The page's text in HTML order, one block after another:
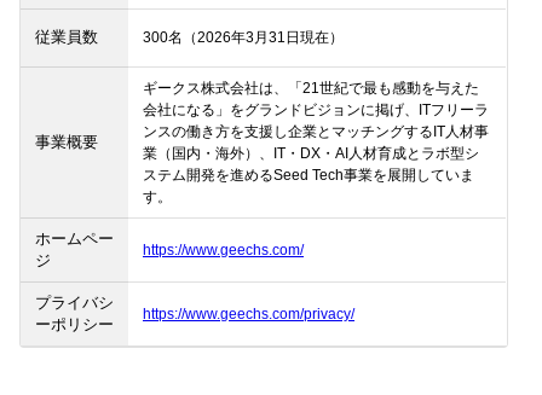
従業員数 300名（2026年3月31日現在）
事業概要
ギークス株式会社は、「21世紀で最も感動を与えた
会社になる」をグランドビジョンに掲げ、ITフリーラ
ンスの働き方を支援し企業とマッチングするIT人材事
業（国内・海外）、IT・DX・AI人材育成とラボ型シ
ステム開発を進めるSeed Tech事業を展開していま
す。
ホームペー
ジ
https://www.geechs.com/
プライバシ
ーポリシー
https://www.geechs.com/privacy/